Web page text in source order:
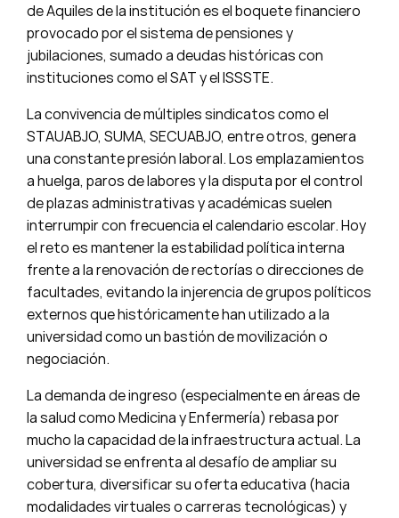
de Aquiles de la institución es el boquete financiero
provocado por el sistema de pensiones y
jubilaciones, sumado a deudas históricas con
instituciones como el SAT y el ISSSTE.
La convivencia de múltiples sindicatos como el
STAUABJO, SUMA, SECUABJO, entre otros, genera
una constante presión laboral. Los emplazamientos
a huelga, paros de labores y la disputa por el control
de plazas administrativas y académicas suelen
interrumpir con frecuencia el calendario escolar. Hoy
el reto es mantener la estabilidad política interna
frente a la renovación de rectorías o direcciones de
facultades, evitando la injerencia de grupos políticos
externos que históricamente han utilizado a la
universidad como un bastión de movilización o
negociación.
La demanda de ingreso (especialmente en áreas de
la salud como Medicina y Enfermería) rebasa por
mucho la capacidad de la infraestructura actual. La
universidad se enfrenta al desafío de ampliar su
cobertura, diversificar su oferta educativa (hacia
modalidades virtuales o carreras tecnológicas) y